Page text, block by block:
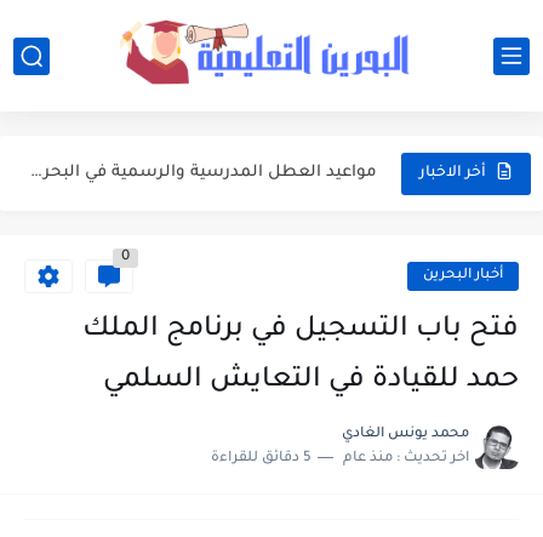
أخر الاخبار
أفضل النصائح لإدارة ميزانية الأسرة عند شراء مستلزمات المدرسة
مواعيد العطل المدرسية والرسمية في البحرين خلال العام الدراسي 2026-2027
مواعيد بداية ونهاية الفصول الدراسية في البحرين للعام الدراسي 2026-2027 أخبار البحرين
0
فتح باب التسجيل في برنامج الملك
حمد للقيادة في التعايش السلمي
محمد يونس الغادي
اخر تحديث : منذ عام 5 دقائق للقراءة